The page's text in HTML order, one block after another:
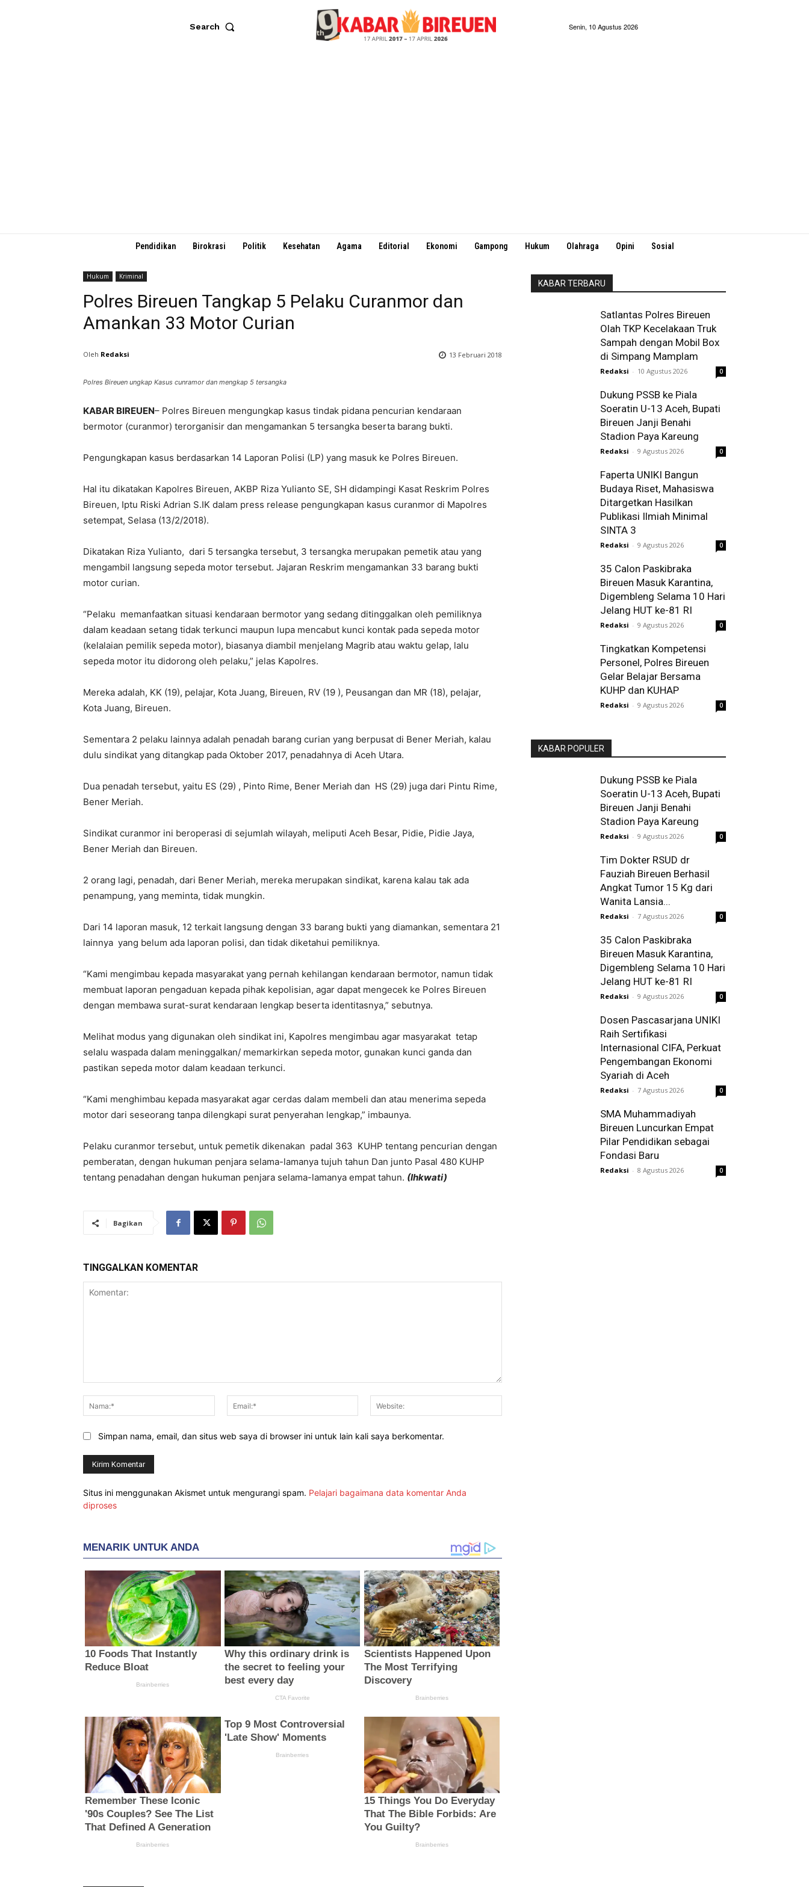
Search Senin, 10 Agustus 2026
Pendidikan Birokrasi Politik Kesehatan Agama Editorial Ekonomi Gampong Hukum Olahraga Opini Sosial
Hukum Kriminal
Polres Bireuen Tangkap 5 Pelaku Curanmor dan
Amankan 33 Motor Curian
Oleh Redaksi 13 Februari 2018
Polres Bireuen ungkap Kasus cunramor dan mengkap 5 tersangka
KABAR BIREUEN– Polres Bireuen mengungkap kasus tindak pidana pencurian kendaraan
bermotor (curanmor) terorganisir dan mengamankan 5 tersangka beserta barang bukti.
Pengungkapan kasus berdasarkan 14 Laporan Polisi (LP) yang masuk ke Polres Bireuen.
Hal itu dikatakan Kapolres Bireuen, AKBP Riza Yulianto SE, SH didampingi Kasat Reskrim Polres
Bireuen, Iptu Riski Adrian S.IK dalam press release pengungkapan kasus curanmor di Mapolres
setempat, Selasa (13/2/2018).
Dikatakan Riza Yulianto, dari 5 tersangka tersebut, 3 tersangka merupakan pemetik atau yang
mengambil langsung sepeda motor tersebut. Jajaran Reskrim mengamankan 33 barang bukti
motor curian.
“Pelaku memanfaatkan situasi kendaraan bermotor yang sedang ditinggalkan oleh pemiliknya
dalam keadaan setang tidak terkunci maupun lupa mencabut kunci kontak pada sepeda motor
(kelalaian pemilik sepeda motor), biasanya diambil menjelang Magrib atau waktu gelap, lalu
sepeda motor itu didorong oleh pelaku,” jelas Kapolres.
Mereka adalah, KK (19), pelajar, Kota Juang, Bireuen, RV (19 ), Peusangan dan MR (18), pelajar,
Kota Juang, Bireuen.
Sementara 2 pelaku lainnya adalah penadah barang curian yang berpusat di Bener Meriah, kalau
dulu sindikat yang ditangkap pada Oktober 2017, penadahnya di Aceh Utara.
Dua penadah tersebut, yaitu ES (29) , Pinto Rime, Bener Meriah dan HS (29) juga dari Pintu Rime,
Bener Meriah.
Sindikat curanmor ini beroperasi di sejumlah wilayah, meliputi Aceh Besar, Pidie, Pidie Jaya,
Bener Meriah dan Bireuen.
2 orang lagi, penadah, dari Bener Meriah, mereka merupakan sindikat, karena kalau tak ada
penampung, yang meminta, tidak mungkin.
Dari 14 laporan masuk, 12 terkait langsung dengan 33 barang bukti yang diamankan, sementara 21
lainnya yang belum ada laporan polisi, dan tidak diketahui pemiliknya.
“Kami mengimbau kepada masyarakat yang pernah kehilangan kendaraan bermotor, namun tidak
membuat laporan pengaduan kepada pihak kepolisian, agar dapat mengecek ke Polres Bireuen
dengan membawa surat-surat kendaraan lengkap beserta identitasnya,” sebutnya.
Melihat modus yang digunakan oleh sindikat ini, Kapolres mengimbau agar masyarakat tetap
selalu waspada dalam meninggalkan/ memarkirkan sepeda motor, gunakan kunci ganda dan
pastikan sepeda motor dalam keadaan terkunci.
“Kami menghimbau kepada masyarakat agar cerdas dalam membeli dan atau menerima sepeda
motor dari seseorang tanpa dilengkapi surat penyerahan lengkap,” imbaunya.
Pelaku curanmor tersebut, untuk pemetik dikenakan padal 363 KUHP tentang pencurian dengan
pemberatan, dengan hukuman penjara selama-lamanya tujuh tahun Dan junto Pasal 480 KUHP
tentang penadahan dengan hukuman penjara selama-lamanya empat tahun. (Ihkwati)
Bagikan
TINGGALKAN KOMENTAR
Nama:*
Email:*
Simpan nama, email, dan situs web saya di browser ini untuk lain kali saya berkomentar.
Situs ini menggunakan Akismet untuk mengurangi spam. Pelajari bagaimana data komentar Anda
diproses
KABAR TERBARU
Satlantas Polres Bireuen
Olah TKP Kecelakaan Truk
Sampah dengan Mobil Box
di Simpang Mamplam
Redaksi - 10 Agustus 2026 0
Dukung PSSB ke Piala
Soeratin U-13 Aceh, Bupati
Bireuen Janji Benahi
Stadion Paya Kareung
Redaksi - 9 Agustus 2026 0
Faperta UNIKI Bangun
Budaya Riset, Mahasiswa
Ditargetkan Hasilkan
Publikasi Ilmiah Minimal
SINTA 3
Redaksi - 9 Agustus 2026 0
35 Calon Paskibraka
Bireuen Masuk Karantina,
Digembleng Selama 10 Hari
Jelang HUT ke-81 RI
Redaksi - 9 Agustus 2026 0
Tingkatkan Kompetensi
Personel, Polres Bireuen
Gelar Belajar Bersama
KUHP dan KUHAP
Redaksi - 9 Agustus 2026 0
KABAR POPULER
Dukung PSSB ke Piala
Soeratin U-13 Aceh, Bupati
Bireuen Janji Benahi
Stadion Paya Kareung
Redaksi - 9 Agustus 2026 0
Tim Dokter RSUD dr
Fauziah Bireuen Berhasil
Angkat Tumor 15 Kg dari
Wanita Lansia...
Redaksi - 7 Agustus 2026 0
35 Calon Paskibraka
Bireuen Masuk Karantina,
Digembleng Selama 10 Hari
Jelang HUT ke-81 RI
Redaksi - 9 Agustus 2026 0
Dosen Pascasarjana UNIKI
Raih Sertifikasi
Internasional CIFA, Perkuat
Pengembangan Ekonomi
Syariah di Aceh
Redaksi - 7 Agustus 2026 0
SMA Muhammadiyah
Bireuen Luncurkan Empat
Pilar Pendidikan sebagai
Fondasi Baru
Redaksi - 8 Agustus 2026 0